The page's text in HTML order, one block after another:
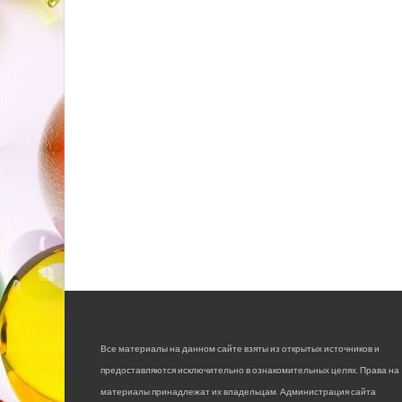
Все материалы на данном сайте взяты из открытых источников и
предоставляются исключительно в ознакомительных целях. Права на
материалы принадлежат их владельцам. Администрация сайта